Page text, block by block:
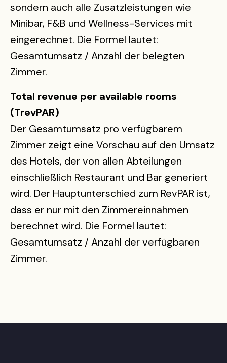
sondern auch alle Zusatzleistungen wie
Minibar, F&B und Wellness-Services mit
eingerechnet. Die Formel lautet:
Gesamtumsatz / Anzahl der belegten
Zimmer.
Total revenue per available rooms
(TrevPAR)
Der Gesamtumsatz pro verfügbarem
Zimmer zeigt eine Vorschau auf den Umsatz
des Hotels, der von allen Abteilungen
einschließlich Restaurant und Bar generiert
wird. Der Hauptunterschied zum RevPAR ist,
dass er nur mit den Zimmereinnahmen
berechnet wird. Die Formel lautet:
Gesamtumsatz / Anzahl der verfügbaren
Zimmer.